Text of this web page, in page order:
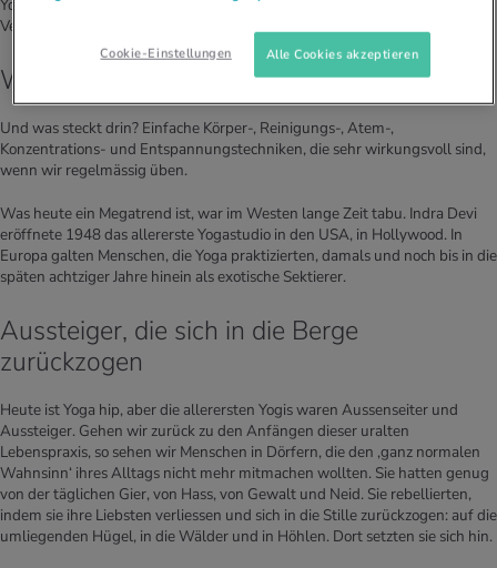
Yoga ist Kult, Yoga ist sexy, Yoga gehört zum guten Ton. Das ist die
Verpackung.
Was ist Yoga?
Und was steckt drin? Einfache Körper-, Reinigungs-, Atem-,
Konzentrations- und Entspannungstechniken, die sehr wirkungsvoll sind,
wenn wir regelmässig üben.
Was heute ein Megatrend ist, war im Westen lange Zeit tabu. Indra Devi
eröffnete 1948 das allererste Yogastudio in den USA, in Hollywood. In
Europa galten Menschen, die Yoga praktizierten, damals und noch bis in die
späten achtziger Jahre hinein als exotische Sektierer.
Aussteiger, die sich in die Berge
zurückzogen
Heute ist Yoga hip, aber die allerersten Yogis waren Aussenseiter und
Aussteiger. Gehen wir zurück zu den Anfängen dieser uralten
Lebenspraxis, so sehen wir Menschen in Dörfern, die den ,ganz normalen
Wahnsinn‘ ihres Alltags nicht mehr mitmachen wollten. Sie hatten genug
von der täglichen Gier, von Hass, von Gewalt und Neid. Sie rebellierten,
indem sie ihre Liebsten verliessen und sich in die Stille zurückzogen: auf die
umliegenden Hügel, in die Wälder und in Höhlen. Dort setzten sie sich hin.
Cookie-Einstellungen Alle Cookies akzeptieren